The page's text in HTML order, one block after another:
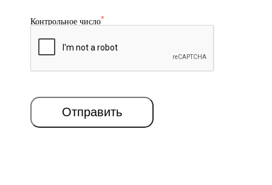
Контрольное число*